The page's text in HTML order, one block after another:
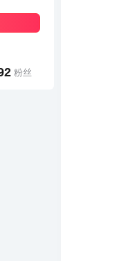
粉丝